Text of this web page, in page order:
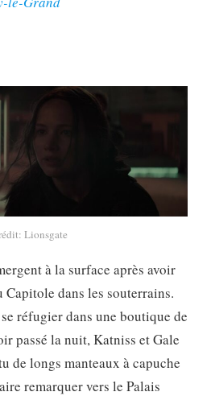
Lionsgate
à la surface après avoir
Capitole dans les souterrains.
réfugier dans une boutique de
passé la nuit, Katniss et Gale
de longs manteaux à capuche
remarquer vers le Palais